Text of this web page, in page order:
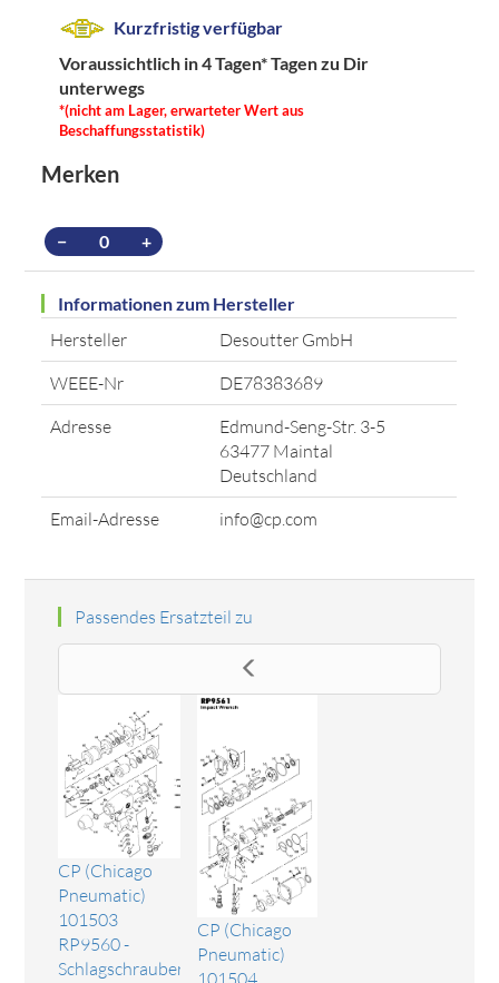
Kurzfristig verfügbar
Voraussichtlich in 4 Tagen*Tagen zu Dir
unterwegs
*(nicht am Lager, erwarteter Wert aus
Beschaffungsstatistik)
Merken
− +
Informationen zum Hersteller
Hersteller
Desoutter GmbH
WEEE-Nr
DE78383689
Adresse
Edmund-Seng-Str. 3-5
63477 Maintal
Deutschland
Email-Adresse
info@cp.com
Passendes Ersatzteil zu
CP (Chicago
Pneumatic)
101503
RP9560 -
Schlagschrauber
CP (Chicago
Pneumatic)
101504